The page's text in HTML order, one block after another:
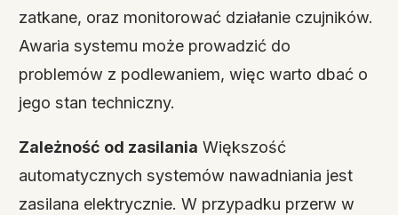
zatkane, oraz monitorować działanie czujników.
Awaria systemu może prowadzić do
problemów z podlewaniem, więc warto dbać o
jego stan techniczny.
Zależność od zasilania Większość
automatycznych systemów nawadniania jest
zasilana elektrycznie. W przypadku przerw w